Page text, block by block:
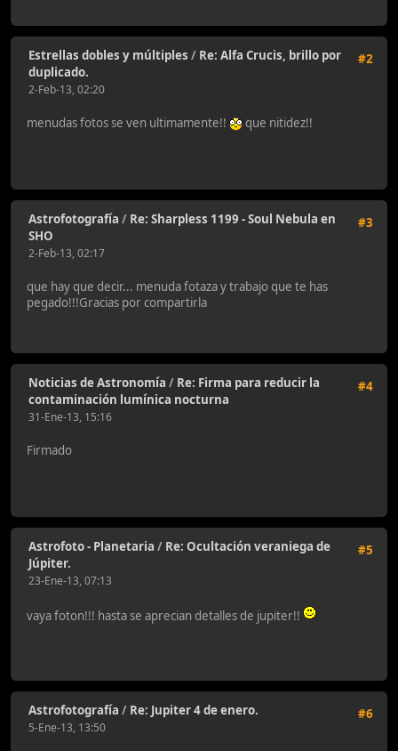
#2
Estrellas dobles y múltiples / Re: Alfa Crucis, brillo por
duplicado.
2-Feb-13, 02:20
menudas fotos se ven ultimamente!! que nitidez!!
#3
Astrofotografía / Re: Sharpless 1199 - Soul Nebula en
SHO
2-Feb-13, 02:17
que hay que decir... menuda fotaza y trabajo que te has
pegado!!!Gracias por compartirla
#4
Noticias de Astronomía / Re: Firma para reducir la
contaminación lumínica nocturna
31-Ene-13, 15:16
Firmado
#5
Astrofoto - Planetaria / Re: Ocultación veraniega de
Júpiter.
23-Ene-13, 07:13
vaya foton!!! hasta se aprecian detalles de jupiter!!
#6
Astrofotografía / Re: Jupiter 4 de enero.
5-Ene-13, 13:50